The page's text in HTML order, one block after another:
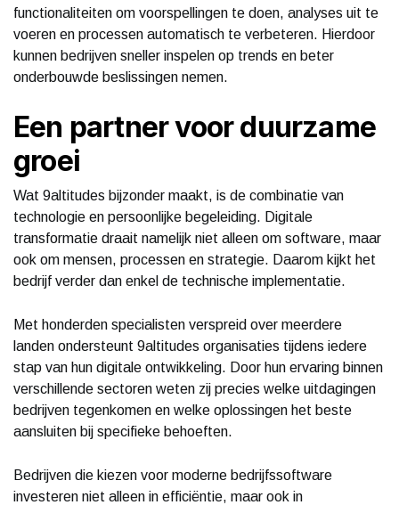
functionaliteiten om voorspellingen te doen, analyses uit te
voeren en processen automatisch te verbeteren. Hierdoor
kunnen bedrijven sneller inspelen op trends en beter
onderbouwde beslissingen nemen.
Een partner voor duurzame
groei
Wat 9altitudes bijzonder maakt, is de combinatie van
technologie en persoonlijke begeleiding. Digitale
transformatie draait namelijk niet alleen om software, maar
ook om mensen, processen en strategie. Daarom kijkt het
bedrijf verder dan enkel de technische implementatie.
Met honderden specialisten verspreid over meerdere
landen ondersteunt 9altitudes organisaties tijdens iedere
stap van hun digitale ontwikkeling. Door hun ervaring binnen
verschillende sectoren weten zij precies welke uitdagingen
bedrijven tegenkomen en welke oplossingen het beste
aansluiten bij specifieke behoeften.
Bedrijven die kiezen voor moderne bedrijfssoftware
investeren niet alleen in efficiëntie, maar ook in